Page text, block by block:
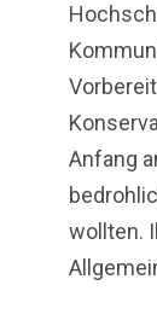
Anfang
wollten.